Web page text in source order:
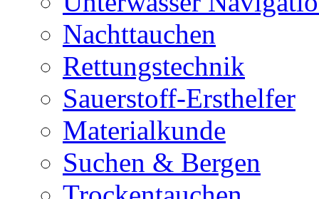
Nachttauchen
Rettungstechnik
Sauerstoff-Ersthelfer
Materialkunde
Suchen & Bergen